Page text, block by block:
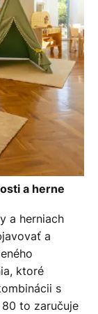
a herne
a herniach
a
ktoré
s
to zaručuje